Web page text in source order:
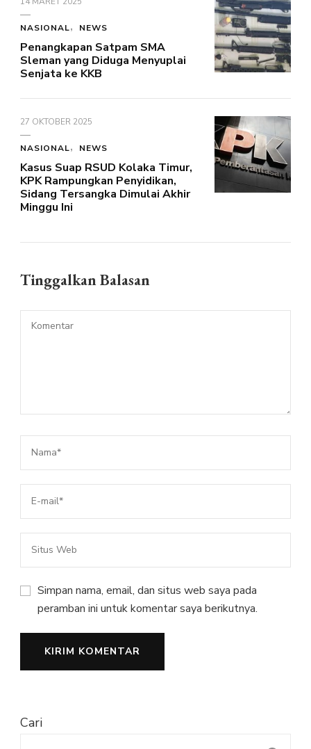
NASIONAL NEWS
Penangkapan Satpam SMA
Sleman yang Diduga Menyuplai
Senjata ke KKB
27 OKTOBER 2025
NASIONAL NEWS
Kasus Suap RSUD Kolaka Timur,
KPK Rampungkan Penyidikan,
Sidang Tersangka Dimulai Akhir
Minggu Ini
Tinggalkan Balasan
Simpan nama, email, dan situs web saya pada
peramban ini untuk komentar saya berikutnya.
Cari